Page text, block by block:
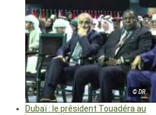
© DR
Dubaï : le président Touadéra au